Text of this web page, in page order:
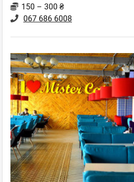
150 – 300 ₴
067 686 6008